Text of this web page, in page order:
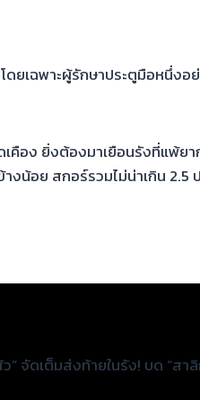
เฉพาะผู้รักษาประตูมือหนึ่งอ
คือง ยิ่งต้องมาเยือนรังที่แพ้ย
น้อย สกอร์รวมไม่น่าเกิน 2.5
” จัดเต็มส่งท้ายในรัง! บด “ส